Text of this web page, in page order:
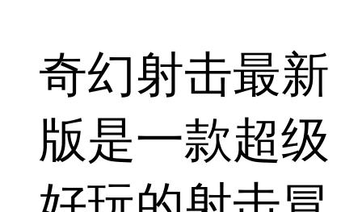
奇幻射击最新
版是一款超级